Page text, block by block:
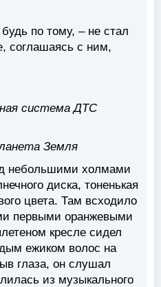
по тому, – не стал
соглашаясь с ним,
система ДТС
Земля
небольшими холмами
диска, тоненькая
цвета. Там всходило
первыми оранжевыми
кресле сидел
ежиком волос на
глаза, он слушал
из музыкального